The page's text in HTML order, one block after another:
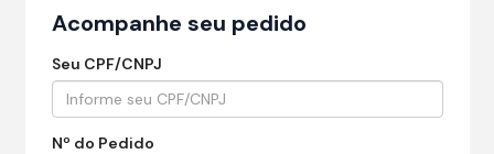
Acompanhe seu pedido
Seu CPF/CNPJ
Nº do Pedido